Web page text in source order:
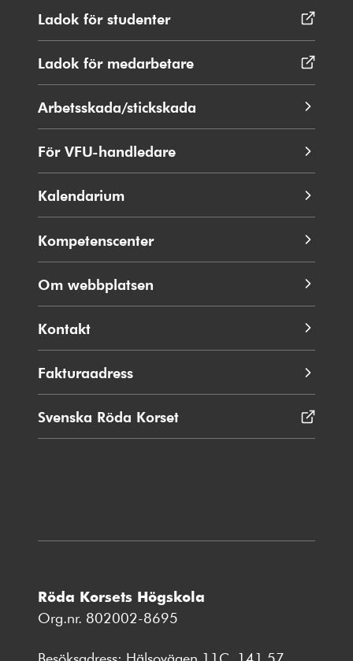
Ladok för studenterÖppnas
i
fönster
Ladok för medarbetare
i
fönster
Arbetsskada/stickskada
För VFU-handledare
Kalendarium
Kompetenscenter
Om webbplatsen
Kontakt
Fakturaadress
Svenska Röda Korset
i
Röda Korsets Högskola
Org.nr. 802002-8695